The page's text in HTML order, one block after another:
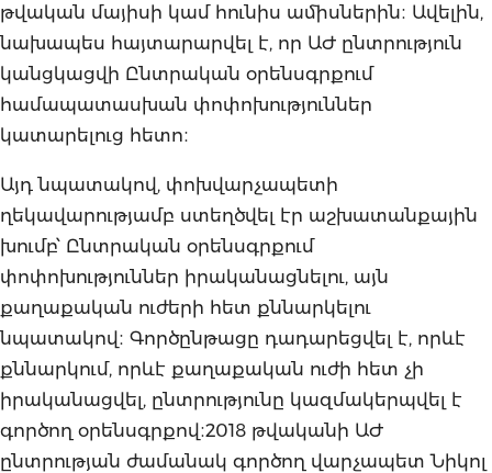
թվական մայիսի կամ հունիս ամիսներին։ Ավելին,
նախապես հայտարարվել է, որ ԱԺ ընտրություն
կանցկացվի Ընտրական օրենսգրքում
համապատասխան փոփոխություններ
կատարելուց հետո։
Այդ նպատակով, փոխվարչապետի
ղեկավարությամբ ստեղծվել էր աշխատանքային
խումբ՝ Ընտրական օրենսգրքում
փոփոխություններ իրականացնելու, այն
քաղաքական ուժերի հետ քննարկելու
նպատակով։ Գործընթացը դադարեցվել է, որևէ
քննարկում, որևէ քաղաքական ուժի հետ չի
իրականացվել, ընտրությունը կազմակերպվել է
գործող օրենսգրքով։2018 թվականի ԱԺ
ընտրության ժամանակ գործող վարչապետ Նիկոլ